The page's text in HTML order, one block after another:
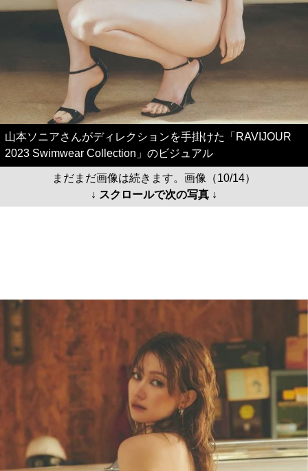
山本ソニアさんがディレクションを手掛けた「RAVIJOUR
2023 Swimwear Collection」のビジュアル
まだまだ画像は続きます。画像（10/14）
↓ スクロールで次の写真 ↓